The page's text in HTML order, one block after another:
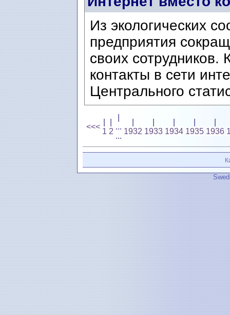
Из экологических
предприятия
своих
контакты в сети
Центрального
<<<
1 2
...
...
1932 1933 1934 1935 1936